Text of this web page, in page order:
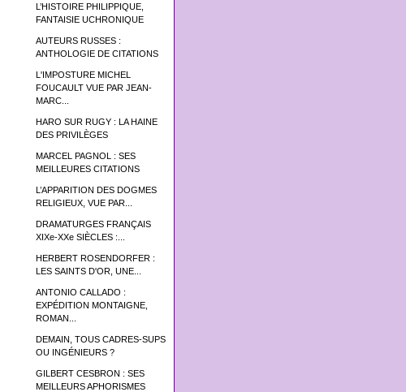
L’HISTOIRE PHILIPPIQUE,
FANTAISIE UCHRONIQUE
AUTEURS RUSSES :
ANTHOLOGIE DE CITATIONS
L'IMPOSTURE MICHEL
FOUCAULT VUE PAR JEAN-
MARC...
HARO SUR RUGY : LA HAINE
DES PRIVILÈGES
MARCEL PAGNOL : SES
MEILLEURES CITATIONS
L’APPARITION DES DOGMES
RELIGIEUX, VUE PAR...
DRAMATURGES FRANÇAIS
XIXe-XXe SIÈCLES :...
HERBERT ROSENDORFER :
LES SAINTS D'OR, UNE...
ANTONIO CALLADO :
EXPÉDITION MONTAIGNE,
ROMAN...
DEMAIN, TOUS CADRES-SUPS
OU INGÉNIEURS ?
GILBERT CESBRON : SES
MEILLEURS APHORISMES